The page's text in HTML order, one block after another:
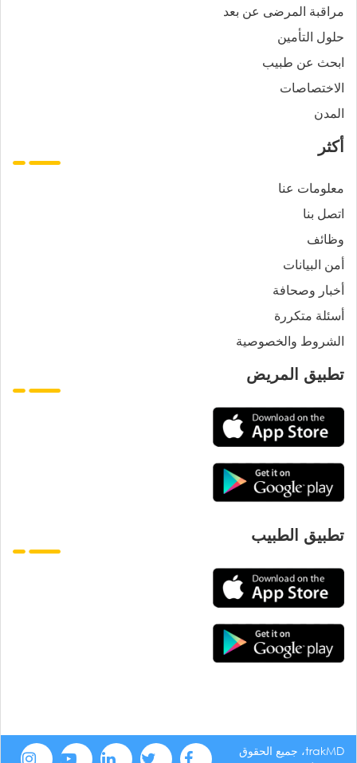
مراقبة المرضى عن بعد
حلول التأمين
ابحث عن طبيب
الاختصاصات
المدن
أكثر
معلومات عنا
اتصل بنا
وظائف
أمن البيانات
أخبار وصحافة
أسئلة متكررة
الشروط والخصوصية
تطبيق المريض
تطبيق الطبيب
trakMD، جميع الحقوق